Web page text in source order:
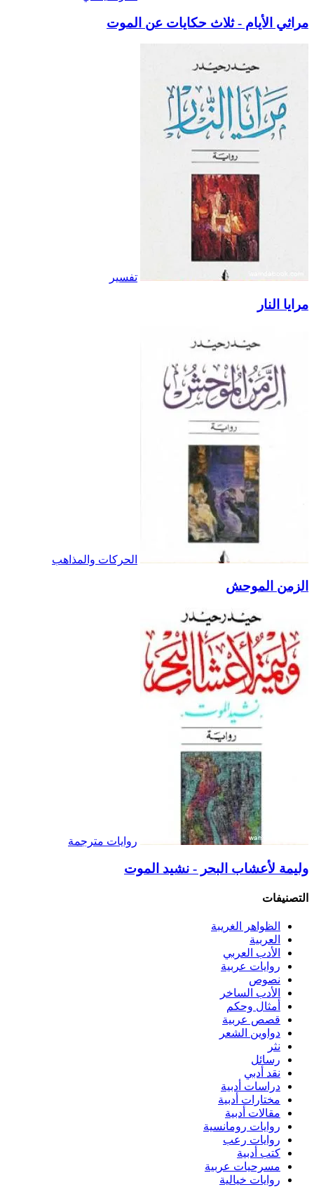
مراثي الأيام - ثلاث حكايات عن الموت
تفسير
مرايا النار
الحركات والمذاهب
الزمن الموحش
روايات مترجمة
وليمة لأعشاب البحر - نشيد الموت
التصنيفات
الظواهر الغريبة‏
العربية
الأدب العربي
روايات عربية
نصوص
الأدب الساخر
أمثال وحكم
قصص عربية
دواوين الشعر
نثر
رسائل
نقد أدبي
دراسات أدبية
مختارات أدبية
مقالات أدبية
روايات رومانسية
روايات رعب
كتب أدبية
مسرحيات عربية
روايات خيالية